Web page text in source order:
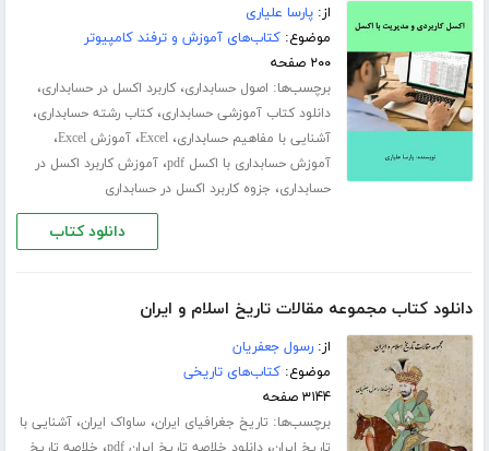
از:پارسا علیاری
موضوع:کتاب‌های آموزش و ترفند کامپیوتر
۲۰۰ صفحه
برچسب‌ها: اصول حسابداری،کاربرد اکسل در حسابداری،
دانلود کتاب آموزشی حسابداری،کتاب رشته حسابداری،
آشنایی با مفاهیم حسابداری،Excel،آموزش Excel ،
آموزش حسابداری با اکسل pdf ،آموزش کاربرد اکسل در
حسابداری، جزوه کاربرد اکسل در حسابداری
دانلود کتاب
دانلود کتاب مجموعه مقالات تاریخ اسلام و ایران
از:رسول جعفریان
موضوع:کتاب‌های تاریخی
۳۱۴۴ صفحه
برچسب‌ها: تاریخ جغرافیای ایران، ساواک ایران،آشنایی با